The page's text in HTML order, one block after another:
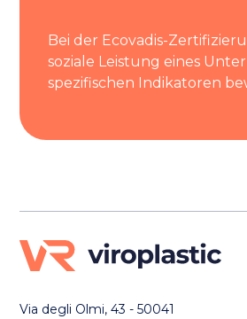
Bei der Ecovadis-
soziale Leistung eines
spezifischen Indikatoren
Via degli Olmi, 43 - 50041